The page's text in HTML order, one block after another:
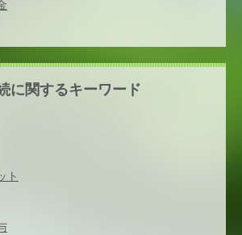
に関するキーワード
ト